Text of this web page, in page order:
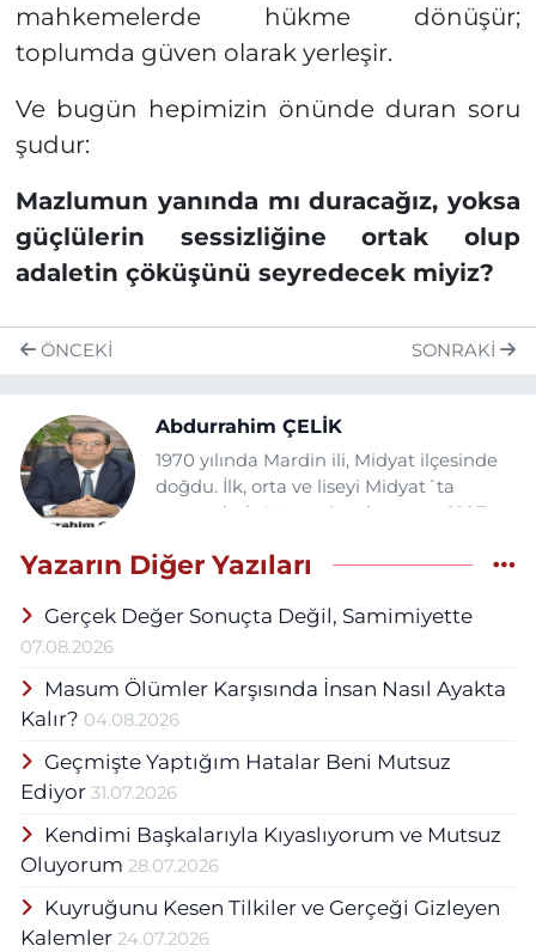
mahkemelerde hükme dönüşür;
toplumda güven olarak yerleşir.
Ve bugün hepimizin önünde duran soru
şudur:
Mazlumun yanında mı duracağız, yoksa
güçlülerin sessizliğine ortak olup
adaletin çöküşünü seyredecek miyiz?
ÖNCEKI SONRAKI
Abdurrahim ÇELİK
1970 yılında Mardin ili, Midyat ilçesinde
doğdu. İlk, orta ve liseyi Midyat´ta
tamamladı. Memuriyet hayatına 1997
okulunda Sınıf öğretmeni olarak
öğretmenliği ve idarecilik yaptıktan
Yılından itibaren İlçe Milli Eğitim
Müdürülüğünde İlçe Bilişim
Koordinatörü olarak görev yaptı.2019
Aralık ayında kurumlararası geçiş ile
Midyat Belediyesine Başkan Yardımcısı
olarak atandı. Milli Eğitim Bakanlığı
bünyesinde çalıştığı 22 yıl boyunca
sempozyum,fuar,seminer,zirve ve
konferanslara katıldı.Beşyüzden fazla
Yazarın Diğer Yazıları
Gerçek Değer Sonuçta Değil, Samimiyette
07.08.2026
Masum Ölümler Karşısında İnsan Nasıl Ayakta
Kalır? 04.08.2026
Geçmişte Yaptığım Hatalar Beni Mutsuz
Ediyor 31.07.2026
Kendimi Başkalarıyla Kıyaslıyorum ve Mutsuz
Oluyorum 28.07.2026
Kuyruğunu Kesen Tilkiler ve Gerçeği Gizleyen
Kalemler 24.07.2026